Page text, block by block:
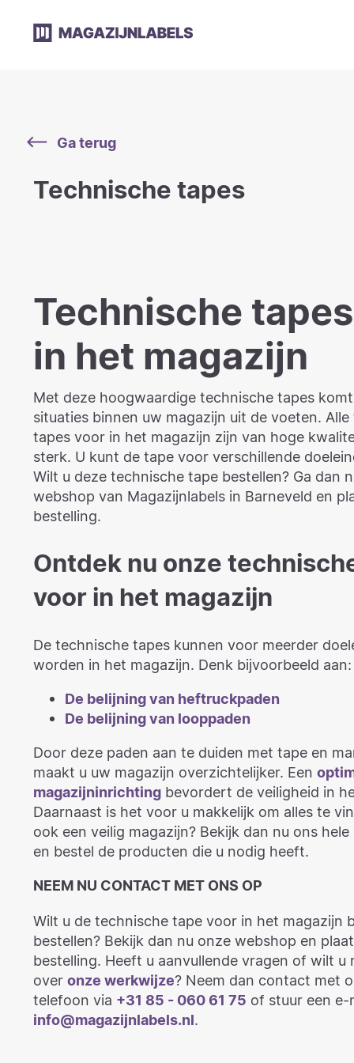
Ga terug
Technische tapes
Technische
in het magazijn
Met deze hoogwaardige technische tapes
situaties binnen uw magazijn uit de voeten.
tapes voor in het magazijn zijn van hoge
sterk. U kunt de tape voor verschillende
Wilt u deze technische tape bestellen? Ga dan
webshop van Magazijnlabels in Barneveld en
bestelling.
Ontdek nu onze
voor in het magazijn
De technische tapes kunnen voor meerder
worden in het magazijn. Denk bijvoorbeeld aan:
De belijning van heftruckpaden
De belijning van looppaden
Door deze paden aan te duiden met tape en
maakt u uw magazijn overzichtelijker. Een
magazijninrichting bevordert de veiligheid in
Daarnaast is het voor u makkelijk om alles te
ook een veilig magazijn? Bekijk dan nu ons
en bestel de producten die u nodig heeft.
NEEM NU CONTACT MET ONS OP
Wilt u de technische tape voor in het magazijn
bestellen? Bekijk dan nu onze webshop en
bestelling. Heeft u aanvullende vragen of wilt u
over onze werkwijze? Neem dan contact met
telefoon via +31 85 - 060 61 75 of stuur een e-
info@magazijnlabels.nl.